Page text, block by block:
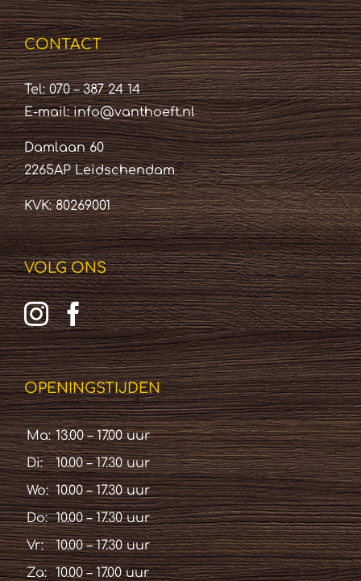
CONTACT
Tel: 070 – 387 24 14
E-mail:info@vanthoeft.nl
Damlaan 60
2265AP Leidschendam
KVK: 80269001
VOLG ONS
OPENINGSTIJDEN
Ma: 13.00 – 17.00 uur
Di:
10.00 – 17.30 uur
Wo: 10.00 – 17.30 uur
Do: 10.00 – 17.30 uur
Vr:
10.00 – 17.30 uur
Za:
10.00 – 17.00 uur